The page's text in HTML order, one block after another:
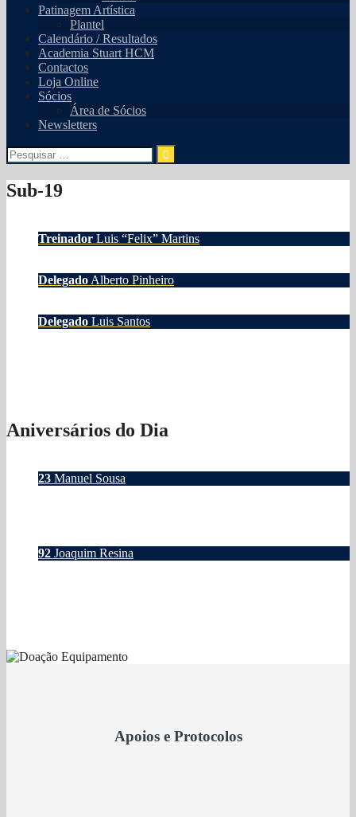
Patinagem Artística
Plantel
Calendário / Resultados
Academia Stuart HCM
Contactos
Loja Online
Sócios
Área de Sócios
Newsletters
Pesquisar
por:
Sub-19
Treinador Luis “Felix” Martins
Delegado Alberto Pinheiro
Delegado Luis Santos
Aniversários do Dia
23 Manuel Sousa
92 Joaquim Resina
Apoios e Protocolos